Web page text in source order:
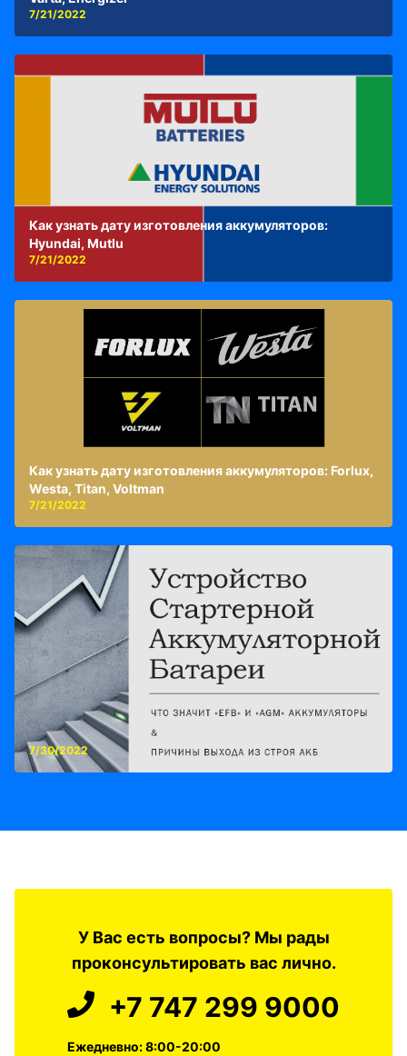
7/21/2022
Как узнать дату изготовления аккумуляторов:
Hyundai, Mutlu
7/21/2022
Как узнать дату изготовления аккумуляторов: Forlux,
Westa, Titan, Voltman
7/21/2022
7/30/2022
У Вас есть вопросы? Мы рады
проконсультировать вас лично.
+7 747 299 9000
Ежедневно: 8:00-20:00